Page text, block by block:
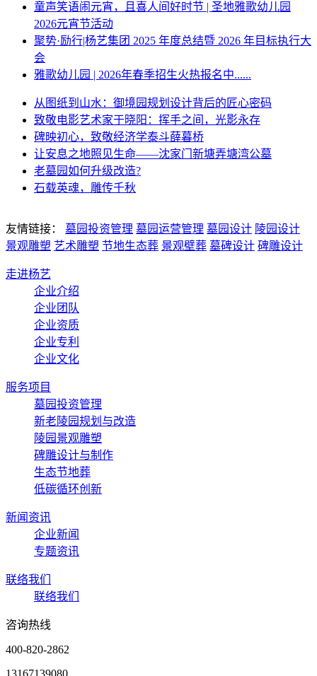
童声笑语闹元宵，且喜人间好时节 | 圣地雅歌幼儿园
2026元宵节活动
聚势·励行|杨艺集团 2025 年度总结暨 2026 年目标执行大
会
雅歌幼儿园 | 2026年春季招生火热报名中......
从图纸到山水：御境园规划设计背后的匠心密码
致敬电影艺术家于晓阳：挥手之间，光影永存
碑映初心，致敬经济学泰斗薛暮桥
让安息之地照见生命——沈家门新塘弄塘湾公墓
老墓园如何升级改造?
石载英魂，雕传千秋
友情链接： 墓园投资管理 墓园运营管理 墓园设计 陵园设计
景观雕塑 艺术雕塑 节地生态葬 景观壁葬 墓碑设计 碑雕设计
走进杨艺
企业介绍
企业团队
企业资质
企业专利
企业文化
服务项目
墓园投资管理
新老陵园规划与改造
陵园景观雕塑
碑雕设计与制作
生态节地葬
低碳循环创新
新闻资讯
企业新闻
专题资讯
联络我们
联络我们
咨询热线
400-820-2862